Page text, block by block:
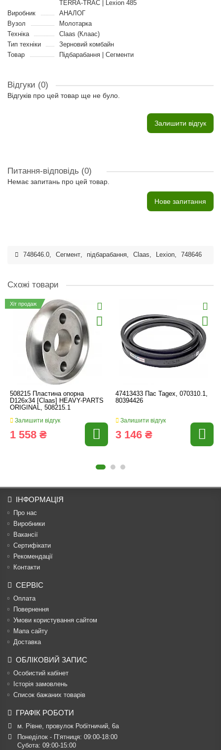
TERRA-TRAC | Lexion 485
Виробник
АНАЛОГ
Вузол
Молотарка
Техніка
Claas (Клаас)
Тип техніки
Зерновий комбайн
Товар
Підбарабання | Сегменти
Відгуки (0)
Відгуків про цей товар ще не було.
Залишити відгук
Питання-відповідь (0)
Немає запитань про цей товар.
Нове запитання
748646.0, Сегмент, підбарабання, Claas, Lexion, 748646
Схожі товари
Хіт продаж
508215 Пластина опорна
D126x34 [Claas] HEAVY-PARTS
ORIGINAL, 508215.1
Залишити відгук
1 558 ₴
47413433 Пас Tagex, 070310.1,
80394426
Залишити відгук
3 146 ₴
ІНФОРМАЦІЯ
Про нас
Виробники
Вакансії
Сертифікати
Рекомендації
Контакти
СЕРВІС
Оплата
Повернення
Умови користування сайтом
Мапа сайту
Доставка
ОБЛІКОВИЙ ЗАПИС
Особистий кабінет
Історія замовлень
Список бажаних товарів
ГРАФІК РОБОТИ
м. Рівне, провулок Робітничий, 6а
Понеділок - П’ятниця: 09:00-18:00
Субота: 09:00-15:00